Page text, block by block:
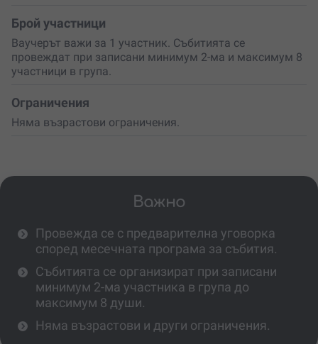
Брой участници
Ваучерът важи за 1 участник. Събитията се
провеждат при записани минимум 2-ма и максимум 8
участници в група.
Ограничения
Няма възрастови ограничения.
Важно
Провежда се с предварителна уговорка
според месечната програма за събития.
Събитията се организират при записани
минимум 2-ма участника в група до
максимум 8 души.
Няма възрастови и други ограничения.